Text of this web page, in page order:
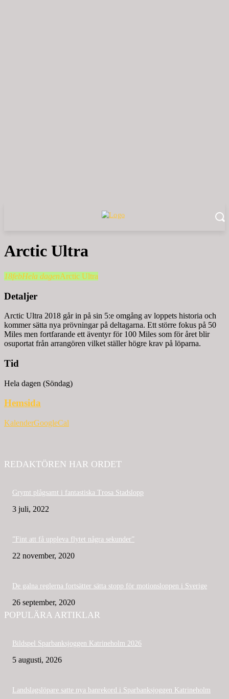
Arctic Ultra
18febHela dagenArctic Ultra
Detaljer
Arctic Ultra 2018 går in på sin 5:e omgång av loppets historia och
kommer sätta nya prövningar på deltagarna. Ett större fokus på 50
Miles men fortfarande ett äventyr för 100 Miles som för året blir
osuportat från arrangören vilket ställer högre krav på löparna.
Tid
Hela dagen (Söndag)
Hemsida
KalenderGoogleCal
REDAKTÖREN HAR ORDET
Grymt plågsamt i fantastiska Trosa Stadslopp
3 juli, 2022
”Fint att få uppleva flytet några sekunder”
22 november, 2020
De galna reglerna fortsätter sätta stopp för motionsloppen i Sverige
26 september, 2020
POPULÄRA ARTIKLAR
Bildspel Sparbanksjoggen Katrineholm 2026
5 augusti, 2026
Landslagslöpare satte nya banrekord i Sparbanksjoggen Katrineholm